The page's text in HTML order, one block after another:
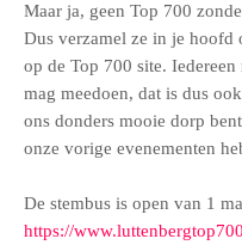
Maar ja, geen Top 700
Dus verzamel ze in je hoofd
op de Top 700 site.
mag meedoen, dat is dus
ons donders mooie dorp
onze vorige evenementen
De stembus is open van 1
https://